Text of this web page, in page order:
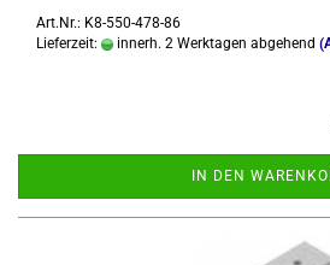
Art.Nr.: K8-550-478-86
Lieferzeit:
innerh. 2 Werktagen abgehend
IN DEN